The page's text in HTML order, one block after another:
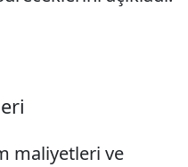
maliyetleri ve